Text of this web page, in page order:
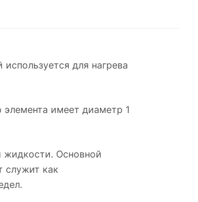
для нагрева
элемента имеет диаметр 1
жидкости. Основной
служит как